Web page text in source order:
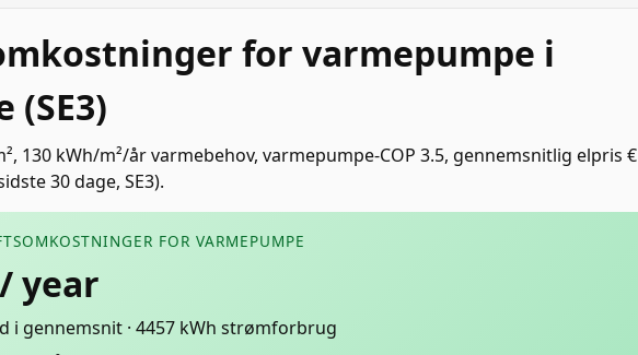
for varmepumpe i
(SE3)
130 kWh/m²/år varmebehov, varmepumpe-COP 3.5, gennemsnitlig elpris €
30 dage, SE3).
FOR VARMEPUMPE
/ year
i gennemsnit · 4457 kWh strømforbrug